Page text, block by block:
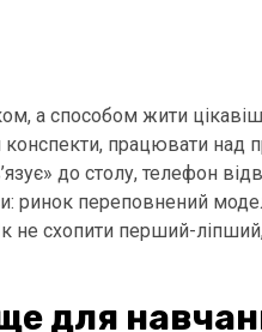
а способом жити
працювати над
до столу, телефон
ринок переповнений
не схопити перший-
для